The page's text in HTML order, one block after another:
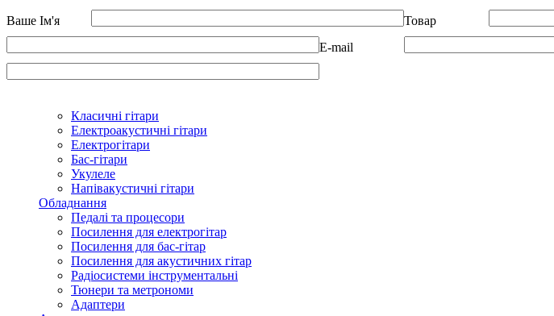
Ваше Ім'я Товар
E-mail
Allegro - Music: Музичні
Класичні гітари
Електроакустичні гітари
Електрогітари
Бас-гітари
Укулеле
Напівакустичні гітари
Обладнання
Педалі та процесори
Посилення для електрогітар
Посилення для бас-гітар
Посилення для акустичних гітар
Радіосистеми інструментальні
Тюнери та метрономи
Адаптери